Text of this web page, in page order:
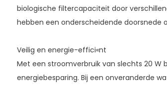
biologische filtercapaciteit door
hebben een onderscheidende
Veilig en energie-effici«nt
Met een stroomverbruik van slechts 20 W
energiebesparing. Bij een onveranderde